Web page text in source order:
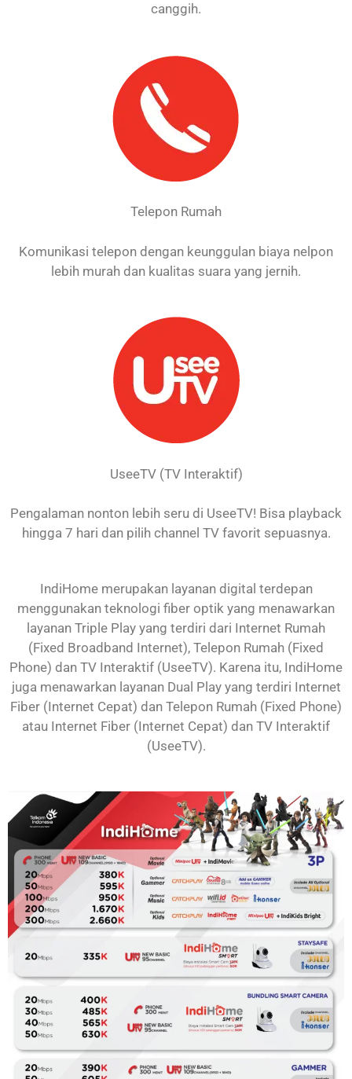
canggih.
Telepon Rumah
Komunikasi telepon dengan keunggulan biaya nelpon
lebih murah dan kualitas suara yang jernih.
UseeTV (TV Interaktif)
Pengalaman nonton lebih seru di UseeTV! Bisa playback
hingga 7 hari dan pilih channel TV favorit sepuasnya.
IndiHome merupakan layanan digital terdepan
menggunakan teknologi fiber optik yang menawarkan
layanan Triple Play yang terdiri dari Internet Rumah
(Fixed Broadband Internet), Telepon Rumah (Fixed
Phone) dan TV Interaktif (UseeTV). Karena itu, IndiHome
juga menawarkan layanan Dual Play yang terdiri Internet
Fiber (Internet Cepat) dan Telepon Rumah (Fixed Phone)
atau Internet Fiber (Internet Cepat) dan TV Interaktif
(UseeTV).